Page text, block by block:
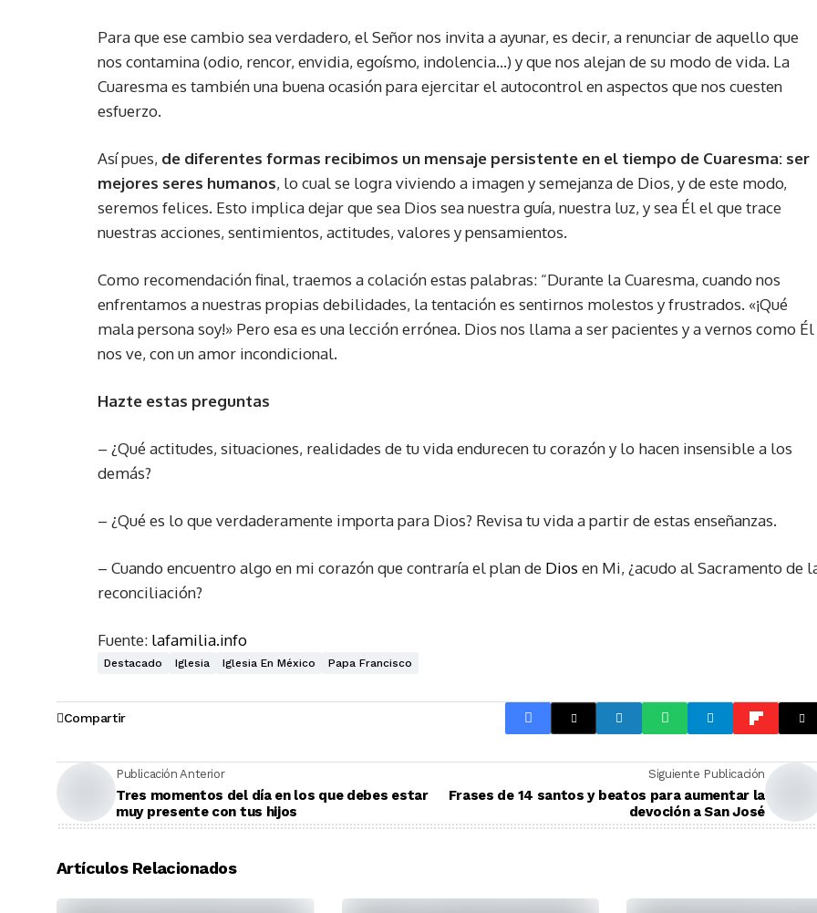
Para que ese cambio sea verdadero, el Señor nos invita a ayunar, es decir, a renunciar de aquello que
nos contamina (odio, rencor, envidia, egoísmo, indolencia…) y que nos alejan de su modo de vida. La
Cuaresma es también una buena ocasión para ejercitar el autocontrol en aspectos que nos cuesten
esfuerzo.
Así pues, de diferentes formas recibimos un mensaje persistente en el tiempo de Cuaresma: ser
mejores seres humanos, lo cual se logra viviendo a imagen y semejanza de Dios, y de este modo,
seremos felices. Esto implica dejar que sea Dios sea nuestra guía, nuestra luz, y sea Él el que trace
nuestras acciones, sentimientos, actitudes, valores y pensamientos.
Como recomendación final, traemos a colación estas palabras: “Durante la Cuaresma, cuando nos
enfrentamos a nuestras propias debilidades, la tentación es sentirnos molestos y frustrados. «¡Qué
mala persona soy!» Pero esa es una lección errónea. Dios nos llama a ser pacientes y a vernos como Él
nos ve, con un amor incondicional.
Hazte estas preguntas
– ¿Qué actitudes, situaciones, realidades de tu vida endurecen tu corazón y lo hacen insensible a los
demás?
– ¿Qué es lo que verdaderamente importa para Dios? Revisa tu vida a partir de estas enseñanzas.
– Cuando encuentro algo en mi corazón que contraría el plan de Dios en Mi, ¿acudo al Sacramento de
reconciliación?
Fuente: lafamilia.info
Destacado Iglesia Iglesia En México Papa Francisco
Compartir
Publicación Anterior
Tres momentos del día en los que debes estar
muy presente con tus hijos
Siguiente Publicación
Frases de 14 santos y beatos para aumentar la
devoción a San José
Artículos Relacionados